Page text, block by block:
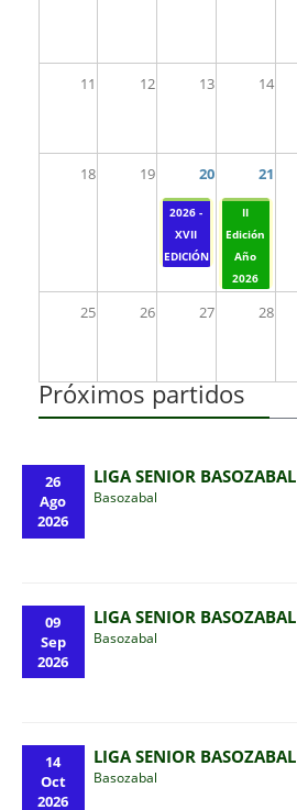
11 12 13 14
18 19 20 21
2026 -
XVII
EDICIÓN
II
Edición
Año
2026
25 26 27 28
Próximos partidos
26
Ago
2026
LIGA SENIOR BASOZABAL
Basozabal
09
Sep
2026
LIGA SENIOR BASOZABAL
Basozabal
14
Oct
2026
LIGA SENIOR BASOZABAL
Basozabal